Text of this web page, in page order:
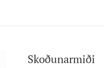
Skoðunarmiði